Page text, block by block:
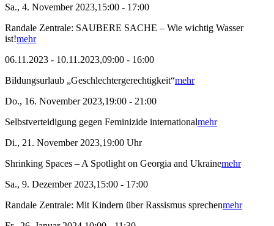
Sa., 4. November 2023,15:00 - 17:00
Randale Zentrale: SAUBERE SACHE – Wie wichtig Wasser
ist!mehr
06.11.2023 - 10.11.2023,09:00 - 16:00
Bildungsurlaub „Geschlechtergerechtigkeit“mehr
Do., 16. November 2023,19:00 - 21:00
Selbstverteidigung gegen Feminizide internationalmehr
Di., 21. November 2023,19:00 Uhr
Shrinking Spaces – A Spotlight on Georgia and Ukrainemehr
Sa., 9. Dezember 2023,15:00 - 17:00
Randale Zentrale: Mit Kindern über Rassismus sprechenmehr